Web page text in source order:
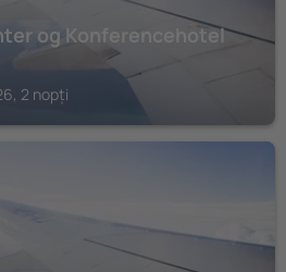
og Konferencehotel
2 nopți